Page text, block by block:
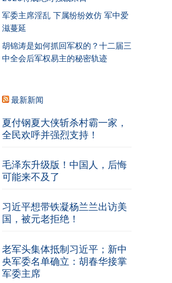
军委主席淫乱 下属纷纷效仿 军中爱
滋蔓延
胡锦涛是如何抓回军权的？十二届三
中全会后军权易主的秘密轨迹
最新新闻
夏付钢夏大侠斩杀村霸一家，
全民欢呼并强烈支持！
毛泽东升级版！中国人，后悔
可能来不及了
习近平想带铁凝杨兰兰出访美
国，被元老拒绝！
老军头集体抵制习近平；新中
央军委名单确立：胡春华接掌
军委主席